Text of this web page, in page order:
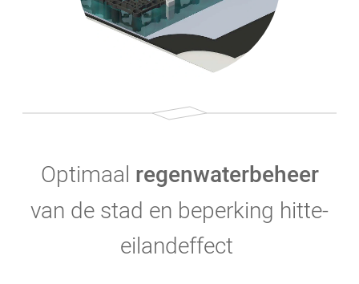
Optimaal regenwaterbeheer
van de stad en beperking hitte-
eilandeffect